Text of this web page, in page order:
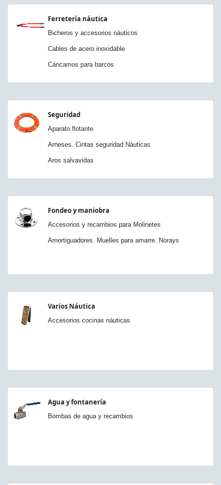
Ferretería náutica
Bicheros y accesorios náuticos
Cables de acero inoxidable
Cáncamos para barcos
Seguridad
Aparato flotante
Arneses. Cintas seguridad Náuticas
Aros salvavidas
Fondeo y maniobra
Accesorios y recambios para Molinetes
Amortiguadores. Muelles para amarre. Norays
Varios Náutica
Accesorios cocinas náuticas
Agua y fontanería
Bombas de agua y recambios